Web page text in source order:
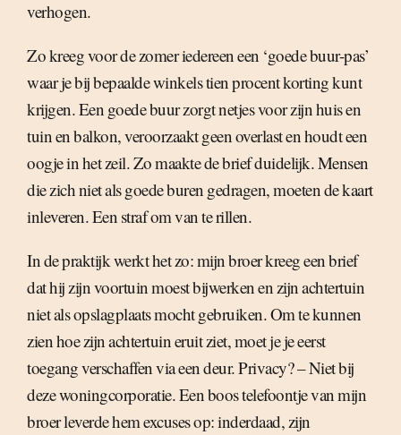
verhogen.
Zo kreeg voor de zomer iedereen een ‘goede buur-pas’
waar je bij bepaalde winkels tien procent korting kunt
krijgen. Een goede buur zorgt netjes voor zijn huis en
tuin en balkon, veroorzaakt geen overlast en houdt een
oogje in het zeil. Zo maakte de brief duidelijk. Mensen
die zich niet als goede buren gedragen, moeten de kaart
inleveren. Een straf om van te rillen.
In de praktijk werkt het zo: mijn broer kreeg een brief
dat hij zijn voortuin moest bijwerken en zijn achtertuin
niet als opslagplaats mocht gebruiken. Om te kunnen
zien hoe zijn achtertuin eruit ziet, moet je je eerst
toegang verschaffen via een deur. Privacy? – Niet bij
deze woningcorporatie. Een boos telefoontje van mijn
broer leverde hem excuses op: inderdaad, zijn